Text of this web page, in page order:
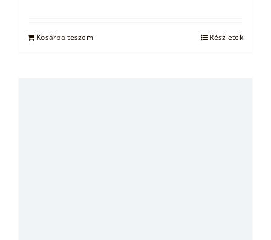
24.900 Ft.
Kosárba teszem Részletek